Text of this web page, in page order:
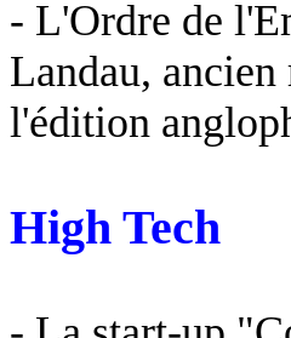
- L'Ordre de
Landau,
l'édition
High Tech